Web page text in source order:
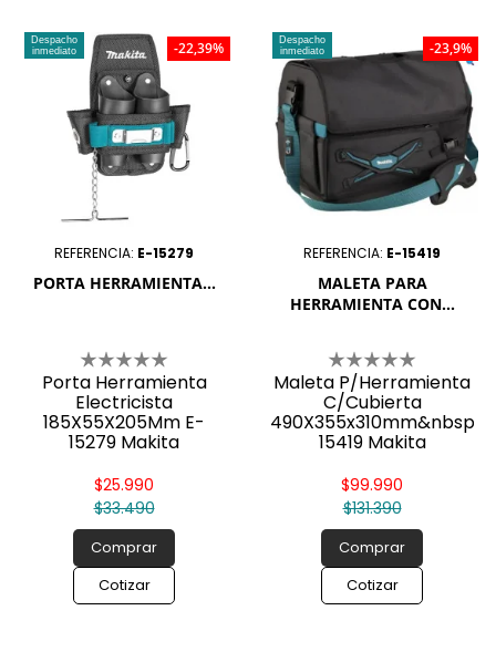
Despacho
inmediato
REFERENCIA: E-15279
PORTA HERRAMIENTA...
Porta Herramienta
Electricista
185X55X205Mm E-
15279 Makita
$33.490
$25.990
Comprar
Cotizar
-22,39%
Despacho
inmediato
REFERENCIA: E-15419
MALETA PARA
HERRAMIENTA CON...
Maleta P/Herramienta
C/Cubierta
15419 Makita
$131.390
$99.990
Comprar
Cotizar
-23,9%